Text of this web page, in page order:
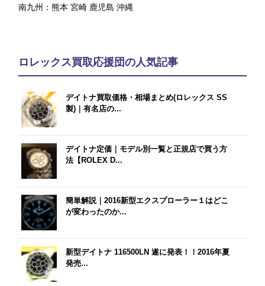
南九州：熊本 宮崎 鹿児島 沖縄
ロレックス買取応援団の人気記事
デイトナ買取価格・相場まとめ(ロレックス SS
製)｜有名店の...
デイトナ定価｜モデル別一覧と正規店で買う方
法【ROLEX D...
簡単解説｜2016新型エクスプローラー１はどこ
が変わったのか...
新型デイトナ 116500LN 遂に発表！！2016年夏
発売...